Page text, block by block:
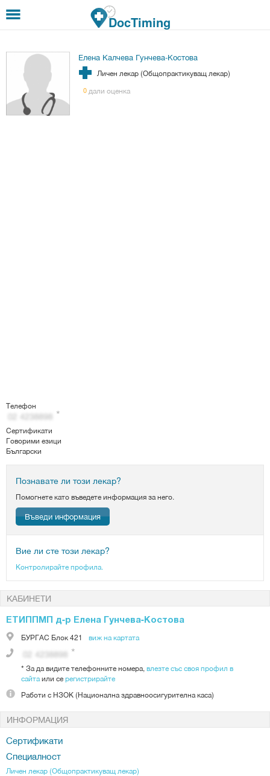
Премини към основното съдържание
DocTiming
Елена Калчева Гунчева-Костова
Личен лекар (Общопрактикуващ лекар)
0 дали оценка
Телефон
Сертификати
Говорими езици
Български
Познавате ли този лекар?
Помогнете като въведете информация за него.
Въведи информация
Вие ли сте този лекар?
Контролирайте профила.
КАБИНЕТИ
ЕТИППМП д-р Елена Гунчева-Костова
БУРГАС Блок 421 виж на картата
* За да видите телефонните номера, влезте със своя профил в
сайтаили серегистрирайте
Работи с НЗОК (Национална здравноосигурителна каса)
ИНФОРМАЦИЯ
Сертификати
Специалност
Личен лекар (Общопрактикуващ лекар)